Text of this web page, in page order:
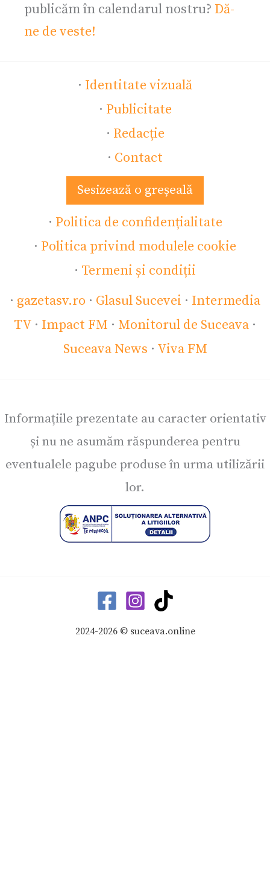
publicăm în calendarul nostru? Dă-
ne de veste!
· Identitate vizuală
· Publicitate
· Redacție
· Contact
Sesizează o greșeală
· Politica de confidențialitate
· Politica privind modulele cookie
· Termeni și condiții
· gazetasv.ro · Glasul Sucevei · Intermedia
TV · Impact FM · Monitorul de Suceava ·
Suceava News · Viva FM
Informațiile prezentate au caracter orientativ
și nu ne asumăm răspunderea pentru
eventualele pagube produse în urma utilizării
lor.
2024-2026 © suceava.online